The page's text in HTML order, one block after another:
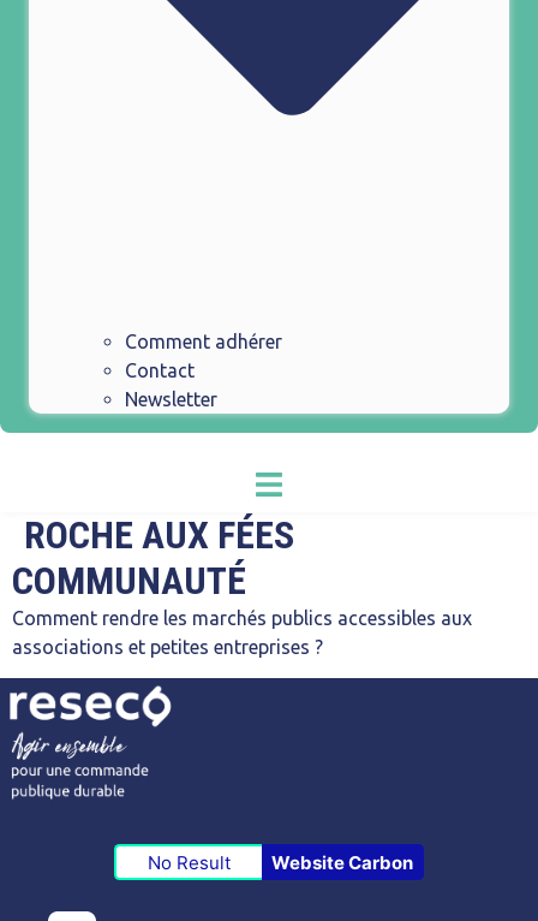
Comment adhérer
Contact
Newsletter
ROCHE AUX FÉES
COMMUNAUTÉ
Comment rendre les marchés publics accessibles aux
associations et petites entreprises ?
No Result Website Carbon